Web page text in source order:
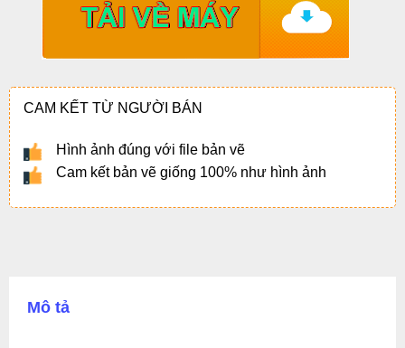
CAM KẾT TỪ NGƯỜI BÁN
Hình ảnh đúng với file bản vẽ
Cam kết bản vẽ giống 100% như hình ảnh
Mô tả